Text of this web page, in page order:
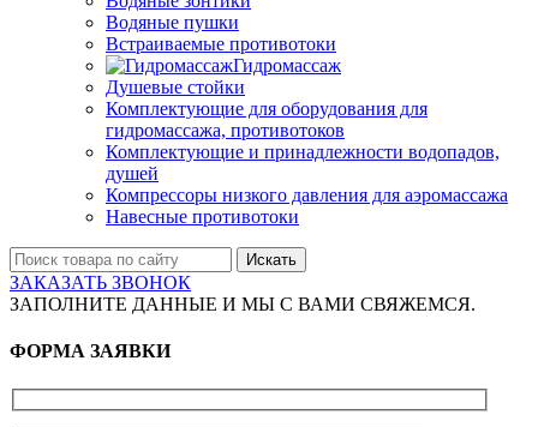
Водяные пушки
Встраиваемые противотоки
Гидромассаж
Душевые стойки
Комплектующие для оборудования для
гидромассажа, противотоков
Комплектующие и принадлежности водопадов,
душей
Компрессоры низкого давления для аэромассажа
Навесные противотоки
Искать
ЗАКАЗАТЬ ЗВОНОК
ЗАПОЛНИТЕ ДАННЫЕ И МЫ С ВАМИ СВЯЖЕМСЯ.
ФОРМА ЗАЯВКИ